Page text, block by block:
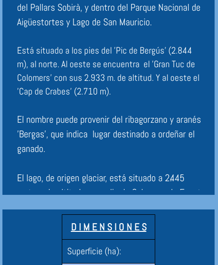
del Pallars Sobirà, y dentro del Parque Nacional de
Aigüestortes y Lago de San Mauricio.
Está situado a los pies del 'Pic de Bergús' (2.844
m), al norte. Al oeste se encuentra el 'Gran Tuc de
Colomers' con sus 2.933 m. de altitud. Y al oeste el
'Cap de Crabes' (2.710 m).
El nombre puede provenir del ribagorzano y aranés
'Bergas', que indica lugar destinado a ordeñar el
ganado.
El lago, de origen glaciar, está situado a 2.445
metros de altitud, en medio de Colomers de Espot.
Tiene 6,2 hectáreas de superficie y 49 metros de
profundidad máxima. Recibe las aportaciones de
los Estanys Gelats al oeste, y del rosario de
estanyets que se extienden a su norte y poniente;
D I M E N S I O N E S
Superficie (ha):